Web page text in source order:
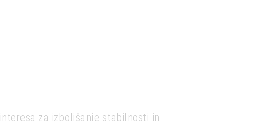
za izboljšanje stabilnosti in